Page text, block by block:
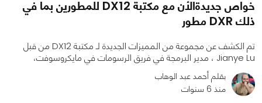
خواص جديدةالأن مع مكتبة DX12 للمطورين بما في
ذلك DXR مطور
تم الكشف عن مجموعة من المميزات الجديدة لـ مكتبة DX12 من قبل
Jianye Lu ، مدير البرمجة في فريق الرسومات في مايكروسوفت،
بقلم أحمد عبد الوهاب
منذ 6 سنوات